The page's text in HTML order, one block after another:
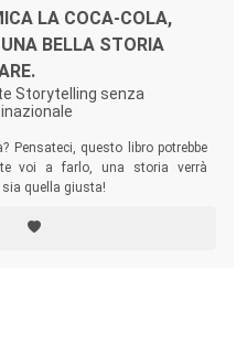
LA COCA-COLA,
BELLA STORIA
Storytelling senza
Pensateci, questo libro potrebbe
voi a farlo, una storia verrà
quella giusta!